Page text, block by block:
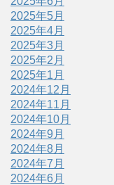
2025年5月
2025年4月
2025年3月
2025年2月
2025年1月
2024年12月
2024年11月
2024年10月
2024年9月
2024年8月
2024年7月
2024年6月